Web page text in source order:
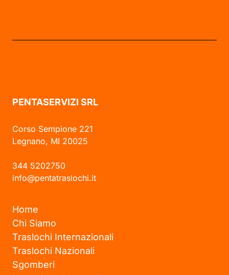
PENTASERVIZI SRL
Corso Sempione 221
Legnano, MI 20025
344 5202750
info@pentatraslochi.it
Home
Chi Siamo
Traslochi Internazionali
Traslochi Nazionali
Sgomberi